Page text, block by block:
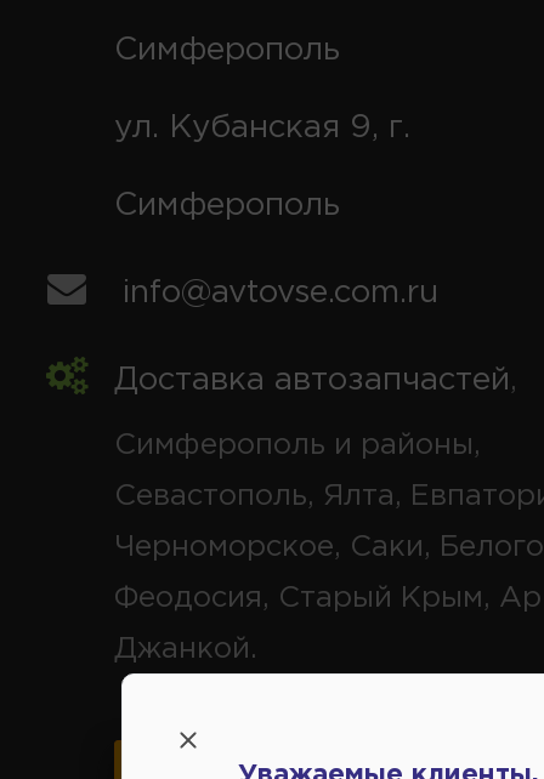
Симферополь
ул. Кубанская 9, г.
Симферополь
info@avtovse.com.ru
Доставка автозапчастей,
Симферополь и районы,
Севастополь, Ялта,
Черноморское, Саки,
Феодосия, Старый Крым,
Джанкой.